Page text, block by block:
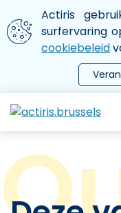
Aller au contenu
We gebruiken
Actiris
surfervaring
cookiebeleid
le menu